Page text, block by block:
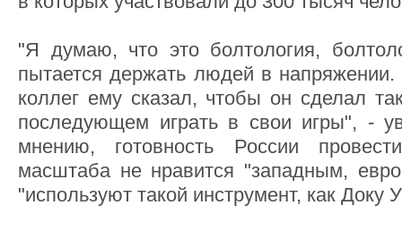
"Я думаю, что это болтология,
пытается держать людей в напряжении.
коллег ему сказал, чтобы он сделал
последующем играть в свои игры", -
мнению, готовность России
масштаба не нравится "западным,
"используют такой инструмент, как Доку